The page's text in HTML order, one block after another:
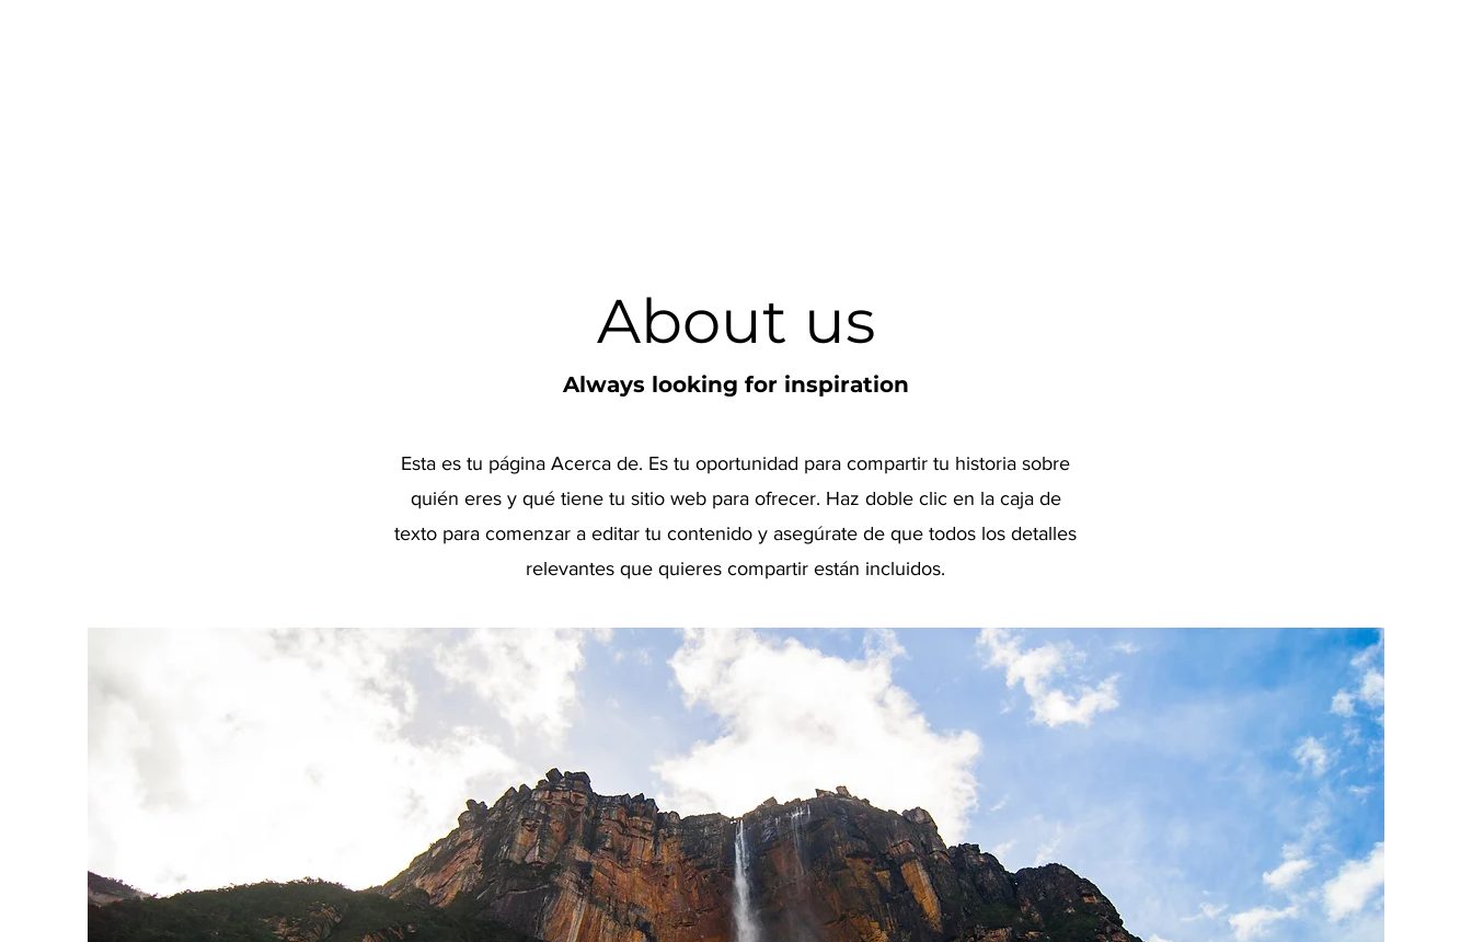
About us
Always looking for inspiration
Esta es tu página Acerca de. Es tu oportunidad para compartir tu historia sobre
quién eres y qué tiene tu sitio web para ofrecer. Haz doble clic en la caja de
texto para comenzar a editar tu contenido y asegúrate de que todos los detalles
relevantes que quieres compartir están incluidos.